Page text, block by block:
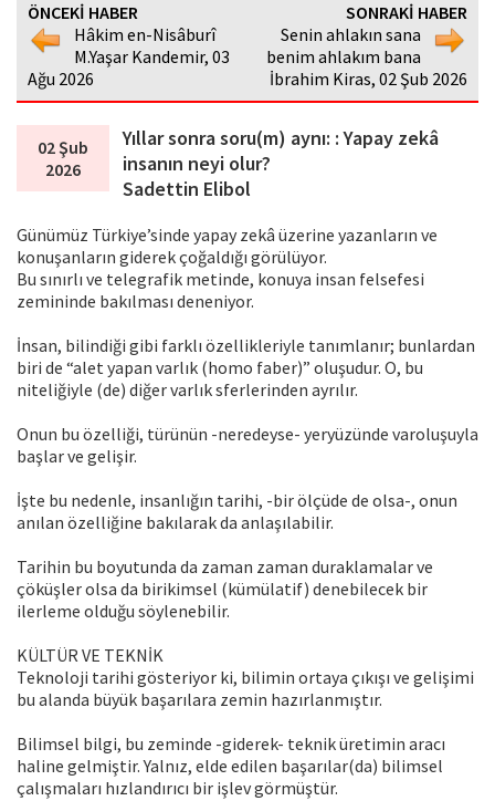
ÖNCEKİ HABER
Hâkim en-Nisâburî
M.Yaşar Kandemir, 03
Ağu 2026
SONRAKİ HABER
Senin ahlakın sana
benim ahlakım bana
İbrahim Kiras, 02 Şub 2026
02 Şub
2026
Yıllar sonra soru(m) aynı: : Yapay zekâ
insanın neyi olur?
Sadettin Elibol
Günümüz Türkiye’sinde yapay zekâ üzerine yazanların ve
konuşanların giderek çoğaldığı görülüyor.
Bu sınırlı ve telegrafik metinde, konuya insan felsefesi
zemininde bakılması deneniyor.
İnsan, bilindiği gibi farklı özellikleriyle tanımlanır; bunlardan
biri de “alet yapan varlık (homo faber)” oluşudur. O, bu
niteliğiyle (de) diğer varlık sferlerinden ayrılır.
Onun bu özelliği, türünün -neredeyse- yeryüzünde varoluşuyla
başlar ve gelişir.
İşte bu nedenle, insanlığın tarihi, -bir ölçüde de olsa-, onun
anılan özelliğine bakılarak da anlaşılabilir.
Tarihin bu boyutunda da zaman zaman duraklamalar ve
çöküşler olsa da birikimsel (kümülatif) denebilecek bir
ilerleme olduğu söylenebilir.
KÜLTÜR VE TEKNİK
Teknoloji tarihi gösteriyor ki, bilimin ortaya çıkışı ve gelişimi
bu alanda büyük başarılara zemin hazırlanmıştır.
Bilimsel bilgi, bu zeminde -giderek- teknik üretimin aracı
haline gelmiştir. Yalnız, elde edilen başarılar(da) bilimsel
çalışmaları hızlandırıcı bir işlev görmüştür.